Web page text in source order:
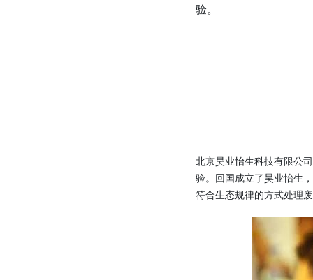
验。
北京昊业怡生科技有限公
验。回国成立了昊业怡生
符合生态规律的方式处理